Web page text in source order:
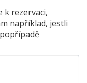
k rezervaci,
například, jestli